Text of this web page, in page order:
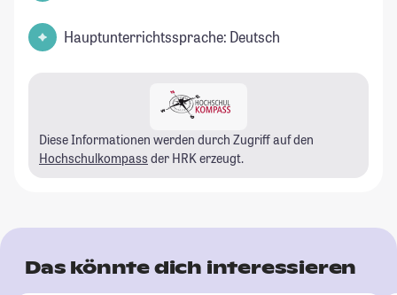
Hauptunterrichtssprache: Deutsch
Diese Informationen werden durch Zugriff auf den
Hochschulkompass der HRK erzeugt.
Das könnte dich interessieren